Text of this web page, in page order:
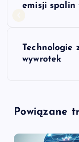
a
c
emisji spalin
Technologie
wywrotek
Powiązane